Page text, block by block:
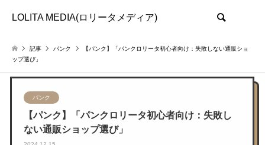
LOLITA MEDIA(ロリータメディア)
記事 パンク
【パンク】「パンクロリータ初心者向け：失敗しない通販ショ
ップ選び」
パンク
【パンク】「パンクロリータ初心者向け：失敗し
ない通販ショップ選び」